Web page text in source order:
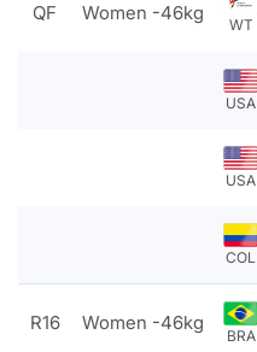
QF Women -46kg
WT
USA
USA
COL
R16 Women -46kg
BRA